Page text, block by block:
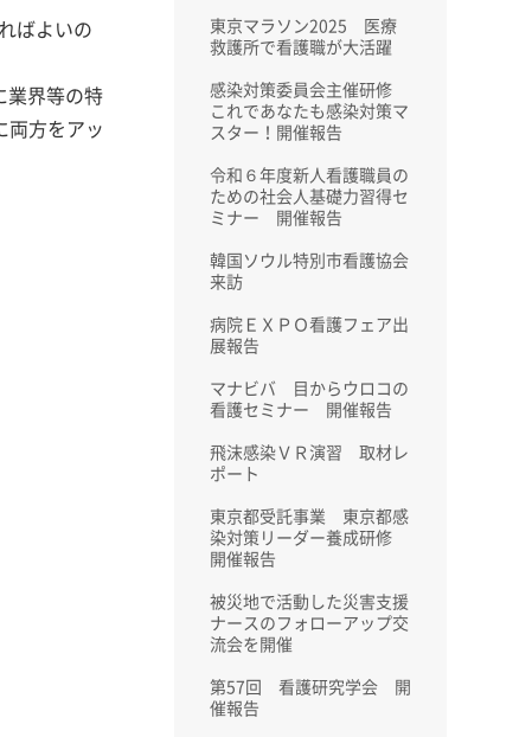
ばよいの
業界等の特
両方をアッ
東京マラソン2025 医療
救護所で看護職が大活躍
感染対策委員会主催研修
これであなたも感染対策マ
スター！開催報告
令和６年度新人看護職員の
ための社会人基礎力習得セ
ミナー 開催報告
韓国ソウル特別市看護協会
来訪
病院ＥＸＰＯ看護フェア出
展報告
マナビバ 目からウロコの
看護セミナー 開催報告
飛沫感染ＶＲ演習 取材レ
ポート
東京都受託事業 東京都感
染対策リーダー養成研修
開催報告
被災地で活動した災害支援
ナースのフォローアップ交
流会を開催
第57回 看護研究学会 開
催報告